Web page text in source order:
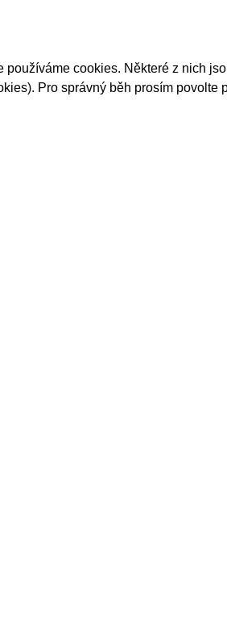
používáme cookies. Některé z nich
Pro správný běh prosím povolte